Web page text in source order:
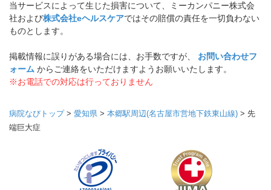
当サービスによって生じた損害について、ミーカンパニー株式会
社および株式会社eヘルスケアではその賠償の責任を一切負わない
ものとします。
掲載情報に誤りがある場合には、お手数ですが、 お問い合わせフ
ォーム からご連絡をいただけますようお願いいたします。
※お電話での対応は行っておりません
病院なびトップ> 愛知県 > 本郷駅周辺(名古屋市営地下鉄東山線) > 先
端巨大症